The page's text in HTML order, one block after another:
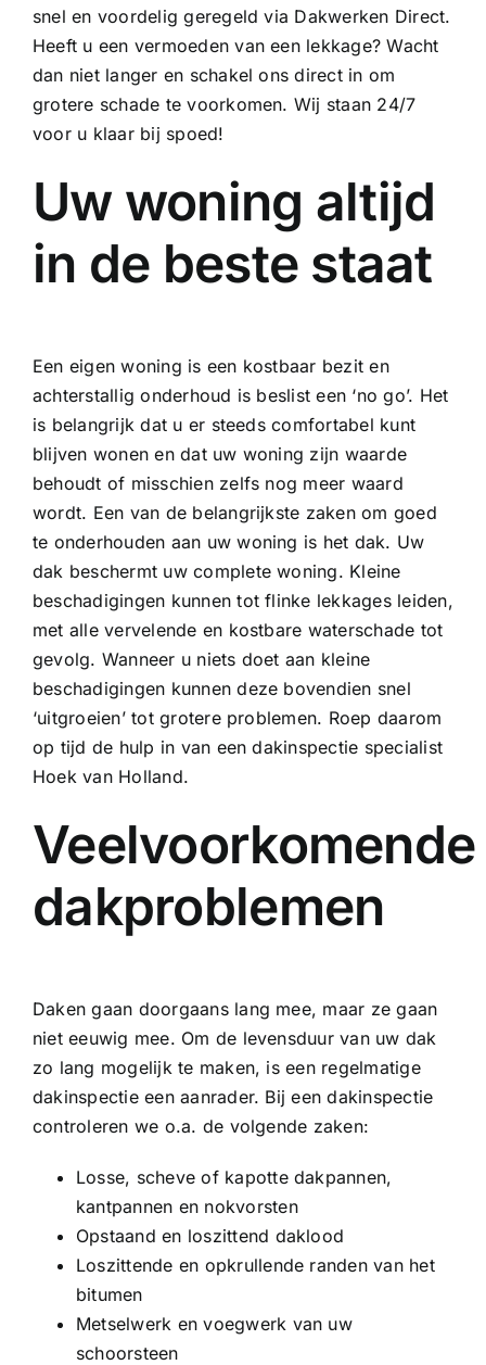
snel en voordelig geregeld via Dakwerken Direct.
Heeft u een vermoeden van een lekkage? Wacht
dan niet langer en schakel ons direct in om
grotere schade te voorkomen. Wij staan 24/7
voor u klaar bij spoed!
Uw woning altijd
in de beste staat
Een eigen woning is een kostbaar bezit en
achterstallig onderhoud is beslist een ‘no go’. Het
is belangrijk dat u er steeds comfortabel kunt
blijven wonen en dat uw woning zijn waarde
behoudt of misschien zelfs nog meer waard
wordt. Een van de belangrijkste zaken om goed
te onderhouden aan uw woning is het dak. Uw
dak beschermt uw complete woning. Kleine
beschadigingen kunnen tot flinke lekkages leiden,
met alle vervelende en kostbare waterschade tot
gevolg. Wanneer u niets doet aan kleine
beschadigingen kunnen deze bovendien snel
‘uitgroeien’ tot grotere problemen. Roep daarom
op tijd de hulp in van een dakinspectie specialist
Hoek van Holland.
Veelvoorkomende
dakproblemen
Daken gaan doorgaans lang mee, maar ze gaan
niet eeuwig mee. Om de levensduur van uw dak
zo lang mogelijk te maken, is een regelmatige
dakinspectie een aanrader. Bij een dakinspectie
controleren we o.a. de volgende zaken:
Losse, scheve of kapotte dakpannen,
kantpannen en nokvorsten
Opstaand en loszittend daklood
Loszittende en opkrullende randen van het
bitumen
Metselwerk en voegwerk van uw
schoorsteen